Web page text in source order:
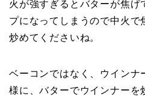
火が強すぎるとバターが焦げ
プになってしまうので中火で
炒めてくださいね。
ベーコンではなく、ウインナ
様に、バターでウインナーを